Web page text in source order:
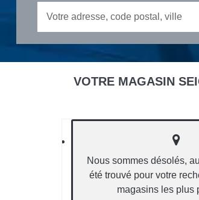
VOTRE MAGASIN
Nous sommes désolés,
été trouvé pour votre
magasins les plus